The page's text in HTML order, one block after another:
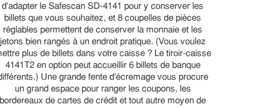
d'adapter le Safescan SD-4141 pour y conserver les
billets que vous souhaitez, et 8 coupelles de pièces
réglables permettent de conserver la monnaie et les
jetons bien rangés à un endroit pratique. (Vous voulez
plus de billets dans votre caisse ? Le tiroir-caisse
4141T2 en option peut accueillir 6 billets de banque
Une grande fente d'écremage vous procure
un grand espace pour ranger les coupons, les
bordereaux de cartes de crédit et tout autre moyen de